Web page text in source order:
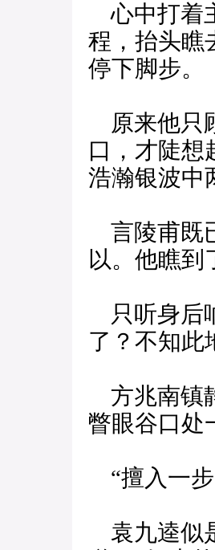
心中打着
程，抬头瞧
停下脚步。
原来他只
口，才陡想
浩瀚银波中
言陵甫既
以。他瞧到
只听身后
了？不知此
方兆南镇
瞥眼谷口处
“擅入一
袁九逵似